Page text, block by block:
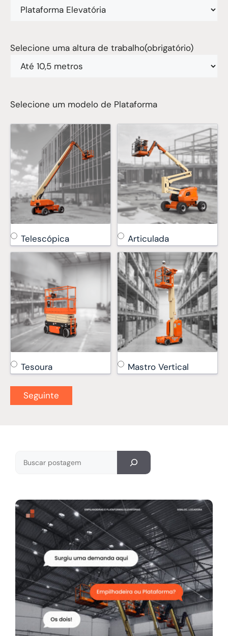
Selecione uma altura de trabalho(obrigatório)
Selecione um modelo de Plataforma
Telescópica Articulada
Tesoura Mastro Vertical